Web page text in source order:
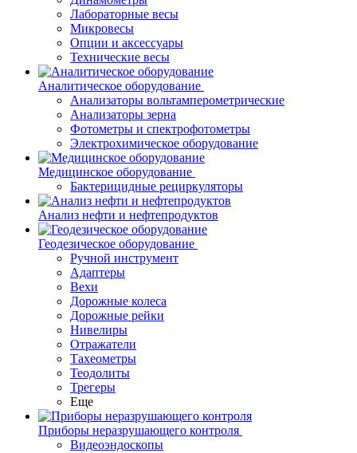
Лабораторные весы
Микровесы
Опции и аксессуары
Технические весы
Аналитическое оборудование
Анализаторы вольтамперометрические
Анализаторы зерна
Фотометры и спектрофотометры
Электрохимическое оборудование
Медицинское оборудование
Бактерицидные рециркуляторы
Анализ нефти и нефтепродуктов
Геодезическое оборудование
Ручной инструмент
Адаптеры
Вехи
Дорожные колеса
Дорожные рейки
Нивелиры
Отражатели
Тахеометры
Теодолиты
Трегеры
Еще
Приборы неразрушающего контроля
Видеоэндоскопы